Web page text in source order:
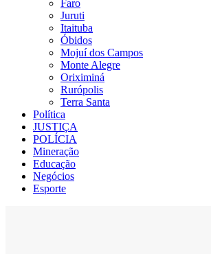
Faro
Juruti
Itaituba
Óbidos
Mojuí dos Campos
Monte Alegre
Oriximiná
Rurópolis
Terra Santa
Política
JUSTIÇA
POLÍCIA
Mineração
Educação
Negócios
Esporte